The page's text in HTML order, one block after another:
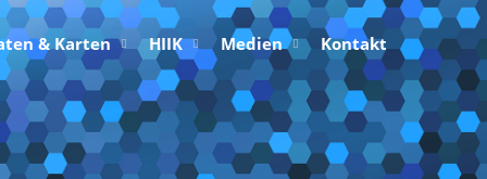
& Karten HIIK Medien Kontakt